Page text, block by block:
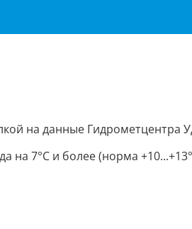
на данные Гидрометцентра
на 7°С и более (норма